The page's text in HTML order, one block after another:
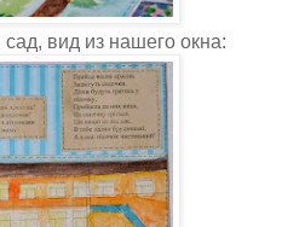
вид из нашего окна: